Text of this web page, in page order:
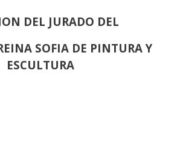
DEL JURADO DEL
SOFIA DE PINTURA Y
ESCULTURA